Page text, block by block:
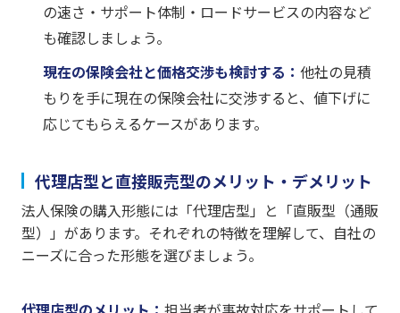
の速さ・サポート体制・ロードサービスの内容など
も確認しましょう。
現在の保険会社と価格交渉も検討する： 他社の見積
もりを手に現在の保険会社に交渉すると、値下げに
応じてもらえるケースがあります。
代理店型と直接販売型のメリット・デメリット
法人保険の購入形態には「代理店型」と「直販型（通販
型）」があります。それぞれの特徴を理解して、自社の
ニーズに合った形態を選びましょう。